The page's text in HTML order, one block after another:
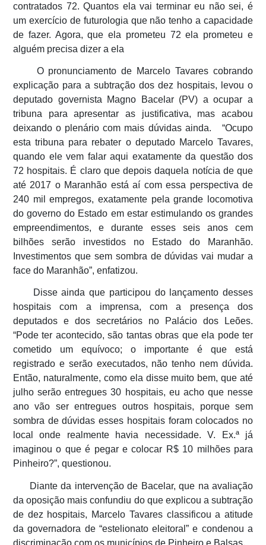
contratados 72. Quantos ela vai terminar eu não sei, é
um exercício de futurologia que não tenho a capacidade
de fazer. Agora, que ela prometeu 72 ela prometeu e
alguém precisa dizer a ela
O pronunciamento de Marcelo Tavares cobrando
explicação para a subtração dos dez hospitais, levou o
deputado governista Magno Bacelar (PV) a ocupar a
tribuna para apresentar as justificativa, mas acabou
deixando o plenário com mais dúvidas ainda. “Ocupo
esta tribuna para rebater o deputado Marcelo Tavares,
quando ele vem falar aqui exatamente da questão dos
72 hospitais. É claro que depois daquela notícia de que
até 2017 o Maranhão está aí com essa perspectiva de
240 mil empregos, exatamente pela grande locomotiva
do governo do Estado em estar estimulando os grandes
empreendimentos, e durante esses seis anos cem
bilhões serão investidos no Estado do Maranhão.
Investimentos que sem sombra de dúvidas vai mudar a
face do Maranhão”, enfatizou.
Disse ainda que participou do lançamento desses
hospitais com a imprensa, com a presença dos
deputados e dos secretários no Palácio dos Leões.
“Pode ter acontecido, são tantas obras que ela pode ter
cometido um equívoco; o importante é que está
registrado e serão executados, não tenho nem dúvida.
Então, naturalmente, como ela disse muito bem, que até
julho serão entregues 30 hospitais, eu acho que nesse
ano vão ser entregues outros hospitais, porque sem
sombra de dúvidas esses hospitais foram colocados no
local onde realmente havia necessidade. V. Ex.ª já
imaginou o que é pegar e colocar R$ 10 milhões para
Pinheiro?”, questionou.
Diante da intervenção de Bacelar, que na avaliação
da oposição mais confundiu do que explicou a subtração
de dez hospitais, Marcelo Tavares classificou a atitude
da governadora de “estelionato eleitoral” e condenou a
discriminação com os municípios de Pinheiro e Balsas.